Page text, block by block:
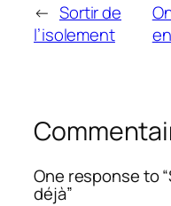
← Sortir de
l’isolement
One response to
déjà”